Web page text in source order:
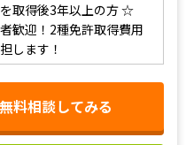
取得後3年以上の方☆
歓迎！2種免許取得費用
します！
料相談してみる